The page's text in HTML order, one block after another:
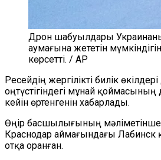
Дрон шабуылдары
аумағына жететін
көрсетті. / AP
Ресейдің жергілікті билік
оңтүстігіндегі мұнай
кейін өртенгенін хабарлады.
Өңір басшылығының
Краснодар аймағындағы Лабинск
отқа оранған.